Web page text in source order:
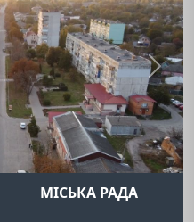
Next
МІСЬКА РАДА